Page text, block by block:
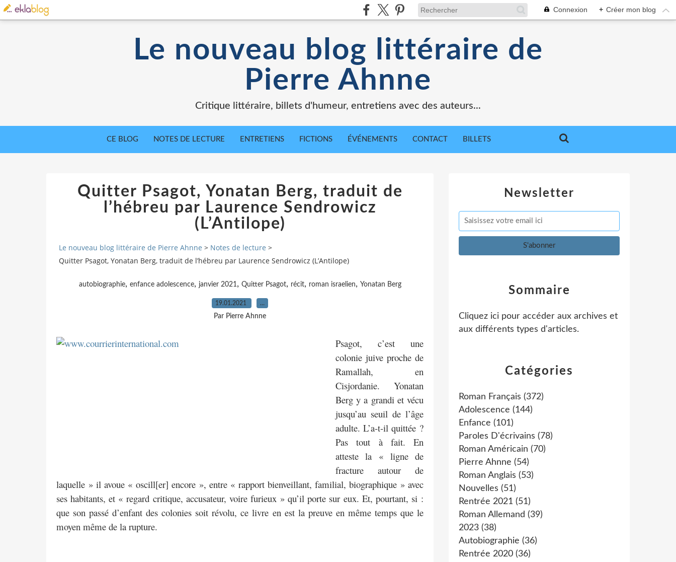
Connexion + Créer mon blog
Le nouveau blog littéraire de
Pierre Ahnne
Critique littéraire, billets d'humeur, entretiens avec des auteurs...
CE BLOG NOTES DE LECTURE ENTRETIENS FICTIONS ÉVÉNEMENTS CONTACT BILLETS
Quitter Psagot, Yonatan Berg, traduit de
l’hébreu par Laurence Sendrowicz
(L’Antilope)
Le nouveau blog littéraire de Pierre Ahnne > Notes de lecture >
Quitter Psagot, Yonatan Berg, traduit de l’hébreu par Laurence Sendrowicz (L’Antilope)
autobiographie, enfance adolescence, janvier 2021 , Quitter Psagot, récit, roman israelien, Yonatan Berg
19.01.2021 …
Par Pierre Ahnne
Psagot, c’est une
colonie juive proche de
Ramallah, en
Cisjordanie. Yonatan
Berg y a grandi et vécu
jusqu’au seuil de l’âge
adulte. L’a-t-il quittée ?
Pas tout à fait. En
atteste la « ligne de
fracture autour de
laquelle » il avoue « oscill[er] encore », entre « rapport bienveillant, familial, biographique » avec
ses habitants, et « regard critique, accusateur, voire furieux » qu’il porte sur eux. Et, pourtant, si :
que son passé d’enfant des colonies soit révolu, ce livre en est la preuve en même temps que le
moyen même de la rupture.
Newsletter
Catégories
Roman Français (372)
Adolescence (144)
Enfance (101)
Paroles D'écrivains (78)
Roman Américain (70)
Pierre Ahnne (54)
Roman Anglais (53)
Nouvelles (51)
Rentrée 2021 (51)
Roman Allemand (39)
2023 (38)
Autobiographie (36)
Rentrée 2020 (36)
Sommaire
Cliquez ici pour accéder aux archives et
aux différents types d'articles.